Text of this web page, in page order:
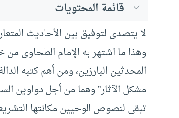
قائمة المحتويات
لا يتصدى لتوفيق بين الأحاديث
وهذا ما اشتهر به الإمام الطحاوى من
المحدثين البارزين، ومن أهم كتبه
مشكل الآثار” وهما من أجل دواوين
تبقى لنصوص الوحيين مكانتها